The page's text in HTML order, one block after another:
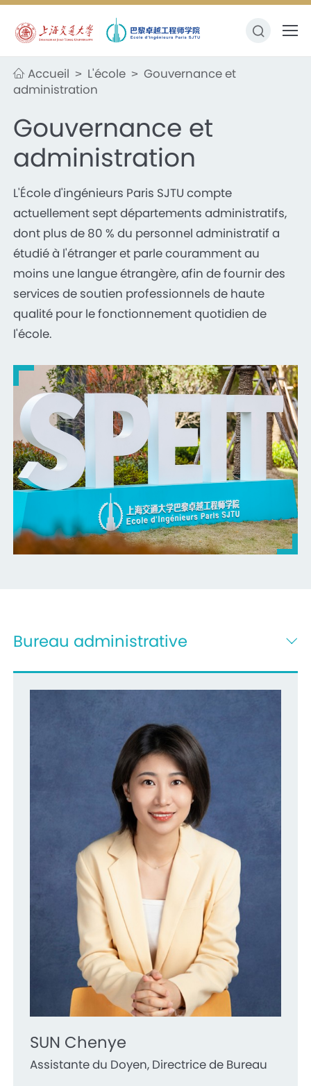
Accueil > L'école > Gouvernance et
administration
Gouvernance et
administration
L'École d'ingénieurs Paris SJTU compte
actuellement sept départements administratifs,
dont plus de 80 % du personnel administratif a
étudié à l'étranger et parle couramment au
moins une langue étrangère, afin de fournir des
services de soutien professionnels de haute
qualité pour le fonctionnement quotidien de
l'école.
Bureau administrative
SUN Chenye
Assistante du Doyen, Directrice de Bureau